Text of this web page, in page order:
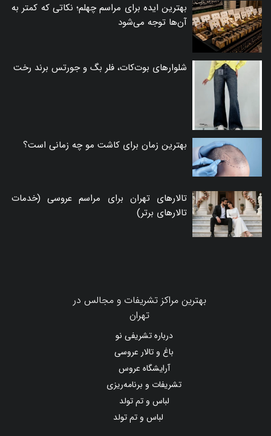
بهترین ایده برای مراسم چهلم؛ نکاتی که کمتر به
آن‌ها توجه می‌شود
شلوارهای بوت‌کات، فلر بگ و جورتس برند رخت
بهترین زمان برای کاشت مو چه زمانی است؟
تالارهای تهران برای مراسم عروسی (خدمات
تالارهای برتر)
بهترین مراکز تشریفات و مجالس در
تهران
درباره تشریفی نو
باغ و تالار عروسی
آرایشگاه عروس
تشریفات و برنامه‌ریزی
لباس و تم تولد
لباس و تم تولد